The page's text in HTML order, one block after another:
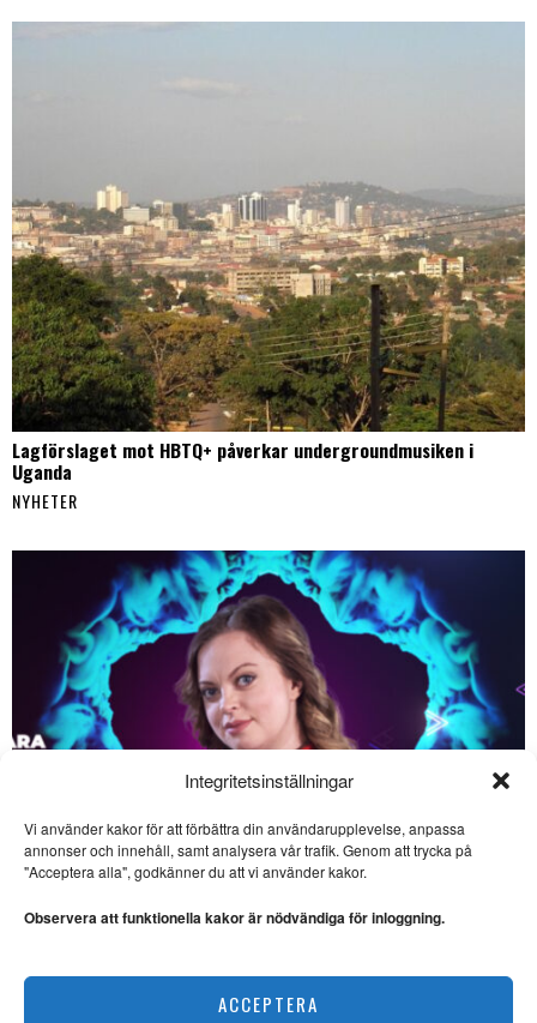
Integritetsinställningar
Vi använder kakor för att förbättra din användarupplevelse, anpassa
annonser och innehåll, samt analysera vår trafik. Genom att trycka på
"Acceptera alla", godkänner du att vi använder kakor.
Observera att funktionella kakor är nödvändiga för inloggning.
ACCEPTERA
Lagförslaget mot HBTQ+ påverkar undergroundmusiken i
Uganda
NYHETER
Saara Hermansson vill lyfta fram samisk kultur
SE ÄVEN
Pandemidebatten i
slutsatser kan vi dra?
kritiskt